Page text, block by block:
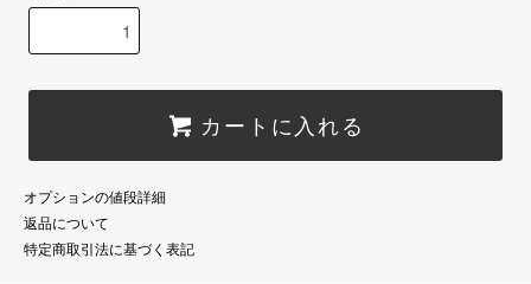
カートに入れる
オプションの値段詳細
返品について
特定商取引法に基づく表記